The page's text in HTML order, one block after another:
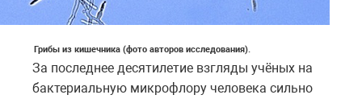
Грибы из кишечника (фото авторов исследования).
За последнее десятилетие взгляды учёных на
бактериальную микрофлору человека сильно